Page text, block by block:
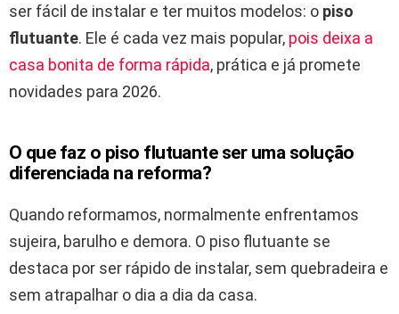
ser fácil de instalar e ter muitos modelos: o piso
flutuante. Ele é cada vez mais popular, pois deixa a
casa bonita de forma rápida, prática e já promete
novidades para 2026.
O que faz o piso flutuante ser uma solução
diferenciada na reforma?
Quando reformamos, normalmente enfrentamos
sujeira, barulho e demora. O piso flutuante se
destaca por ser rápido de instalar, sem quebradeira e
sem atrapalhar o dia a dia da casa.